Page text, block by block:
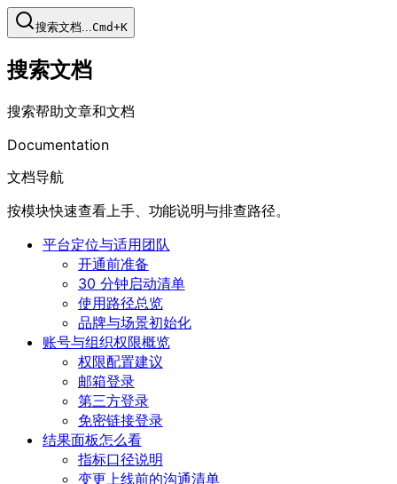
搜索文档...Cmd+K
搜索文档
搜索帮助文章和文档
Documentation
文档导航
按模块快速查看上手、功能说明与排查路径。
平台定位与适用团队
开通前准备
30 分钟启动清单
使用路径总览
品牌与场景初始化
账号与组织权限概览
权限配置建议
邮箱登录
第三方登录
免密链接登录
结果面板怎么看
指标口径说明
变更上线前的沟通清单